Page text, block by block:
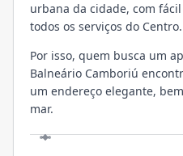
urbana da cidade, com
todos os serviços do Centro.
Por isso, quem busca um
Balneário Camboriú
um endereço elegante,
mar.